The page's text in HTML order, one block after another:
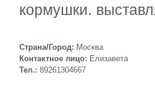
кормушки.
Страна/Город: Москва
Контактное лицо: Елизавета
Тел.: 89261304667